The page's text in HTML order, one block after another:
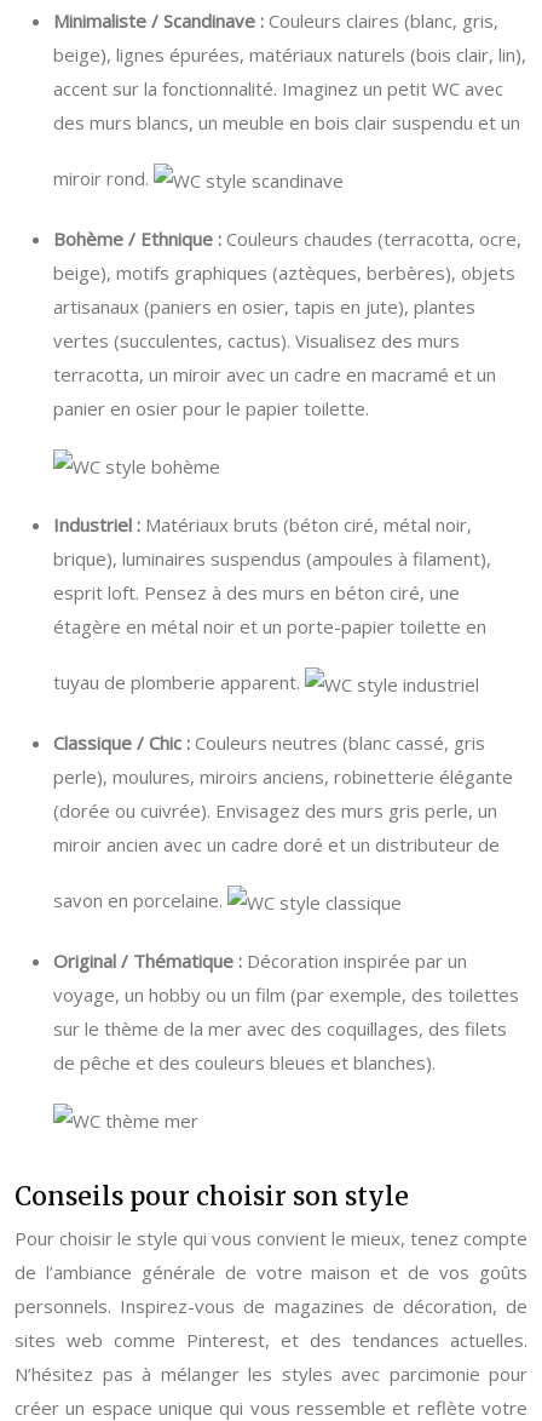
Minimaliste / Scandinave : Couleurs claires (blanc, gris,
beige), lignes épurées, matériaux naturels (bois clair, lin),
accent sur la fonctionnalité. Imaginez un petit WC avec
des murs blancs, un meuble en bois clair suspendu et un
miroir rond.
Bohème / Ethnique : Couleurs chaudes (terracotta, ocre,
beige), motifs graphiques (aztèques, berbères), objets
artisanaux (paniers en osier, tapis en jute), plantes
vertes (succulentes, cactus). Visualisez des murs
terracotta, un miroir avec un cadre en macramé et un
panier en osier pour le papier toilette.
Industriel : Matériaux bruts (béton ciré, métal noir,
brique), luminaires suspendus (ampoules à filament),
esprit loft. Pensez à des murs en béton ciré, une
étagère en métal noir et un porte-papier toilette en
tuyau de plomberie apparent.
Classique / Chic : Couleurs neutres (blanc cassé, gris
perle), moulures, miroirs anciens, robinetterie élégante
(dorée ou cuivrée). Envisagez des murs gris perle, un
miroir ancien avec un cadre doré et un distributeur de
savon en porcelaine.
Original / Thématique : Décoration inspirée par un
voyage, un hobby ou un film (par exemple, des toilettes
sur le thème de la mer avec des coquillages, des filets
de pêche et des couleurs bleues et blanches).
Conseils pour choisir son style
Pour choisir le style qui vous convient le mieux, tenez compte
de l’ambiance générale de votre maison et de vos goûts
personnels. Inspirez-vous de magazines de décoration, de
sites web comme Pinterest, et des tendances actuelles.
N’hésitez pas à mélanger les styles avec parcimonie pour
créer un espace unique qui vous ressemble et reflète votre